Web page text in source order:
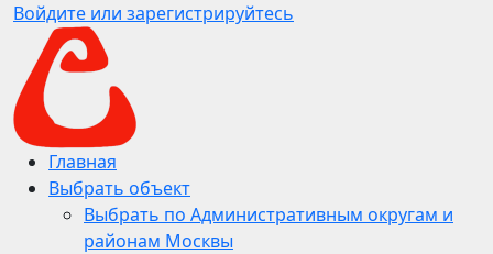
Войдите или зарегистрируйтесь
Главная
Выбрать объект
Выбрать по Административным округам и
районам Москвы